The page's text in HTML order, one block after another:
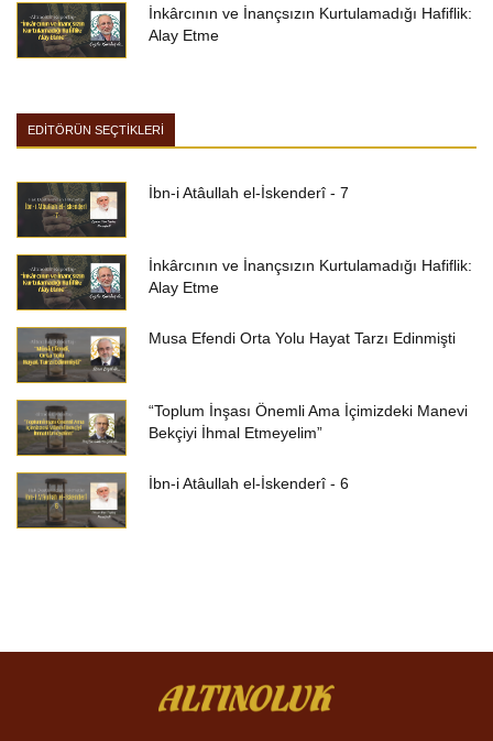
İnkârcının ve İnançsızın Kurtulamadığı Hafiflik:
Alay Etme
EDİTÖRÜN SEÇTİKLERİ
İbn-i Atâullah el-İskenderî - 7
İnkârcının ve İnançsızın Kurtulamadığı Hafiflik:
Alay Etme
Musa Efendi Orta Yolu Hayat Tarzı Edinmişti
“Toplum İnşası Önemli Ama İçimizdeki Manevi
Bekçiyi İhmal Etmeyelim”
İbn-i Atâullah el-İskenderî - 6